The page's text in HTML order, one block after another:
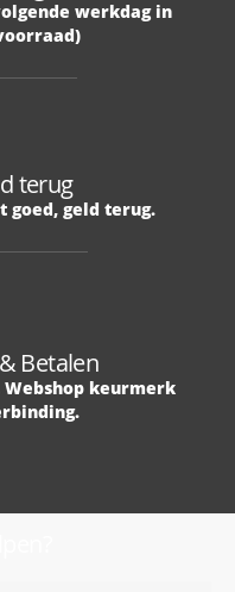
werkdag in
terug
goed, geld terug.
Betalen
keurmerk